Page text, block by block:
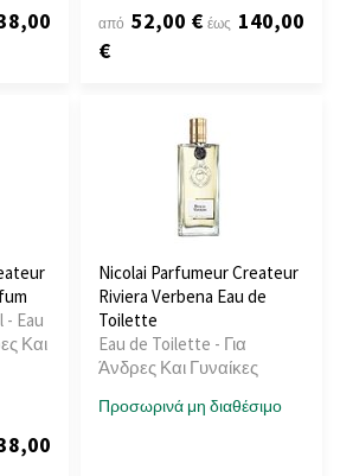
από 52,00 € έως 140,00
€
- Eau
Και
Nicolai Parfumeur Createur
Riviera Verbena Eau de
Toilette
Eau de Toilette - Για
Άνδρες Και Γυναίκες
Προσωρινά μη διαθέσιμο